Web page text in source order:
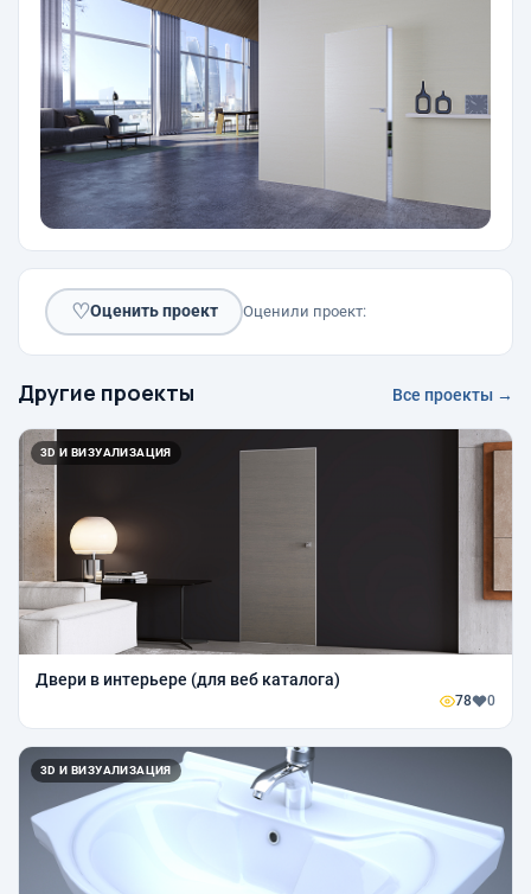
♡Оценить проект Оценили проект:
Другие проекты Все проекты →
3D И ВИЗУАЛИЗАЦИЯ
Двери в интерьере (для веб каталога)
78 0
3D И ВИЗУАЛИЗАЦИЯ